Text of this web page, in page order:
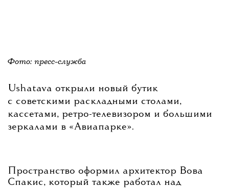
Фото: пресс-служба
Ushatava открыли новый бутик
с советскими раскладными столами,
кассетами, ретро-телевизором и большими
зеркалами в «Авиапарке».
Пространство оформил архитектор Вова
Спакис, который также работал над